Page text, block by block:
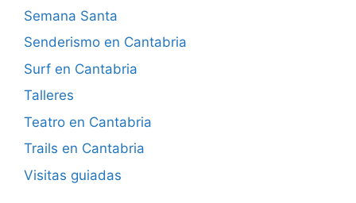
Semana Santa
Senderismo en Cantabria
Surf en Cantabria
Talleres
Teatro en Cantabria
Trails en Cantabria
Visitas guiadas